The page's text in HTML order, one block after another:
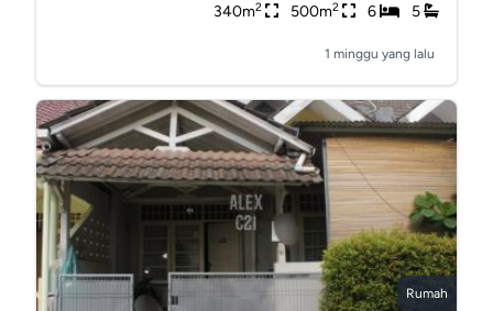
340m2 500m2 6 5
1 minggu yang lalu
Rumah